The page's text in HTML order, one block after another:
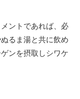
ントであれば、必
るま湯と共に飲め
ンを摂取しシワケ